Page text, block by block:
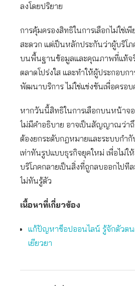
ลงโดยปริยาย
การคุ้มครองสิทธิในการเลือกไม่ใช่เพี
สะดวก แต่เป็นหลักประกันว่าผู้บริโ
บนพื้นฐานข้อมูลและคุณภาพที่แท้จริ
ตลาดโปร่งใส และทำให้ผู้ประกอบก
พัฒนาบริการ ไม่ใช่แข่งขันเพื่อครอ
หากวันนี้สิทธิในการเลือกบนหน้าจ
ไม่มีคำอธิบาย อาจเป็นสัญญาณว่าถึ
ต้องยกระดับกฎหมายและระบบกำกั
เท่าทันรูปแบบธุรกิจยุคใหม่ เพื่อไม่
บริโภคกลายเป็นสิ่งที่ถูกลบออกไปที
ไม่ทันรู้ตัว
เนื้อหาที่เกี่ยวข้อง
แก้ปัญหาช็อปออนไลน์ รู้จักตัวต
เยียวยา